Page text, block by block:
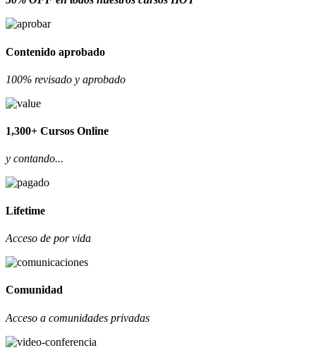
Contenido aprobado
100% revisado y aprobado
1,300+ Cursos Online
y contando...
Lifetime
Acceso de por vida
Comunidad
Acceso a comunidades privadas